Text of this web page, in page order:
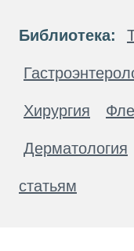
Библиотека:
Хирургия
Дерматология
статьям